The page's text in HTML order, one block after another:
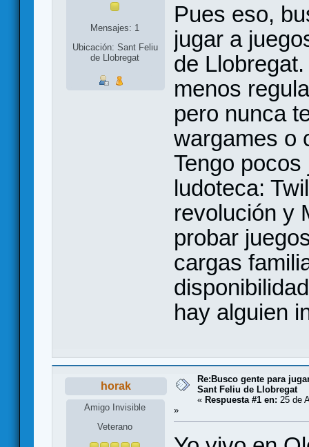
Mensajes: 1
Ubicación: Sant Feliu
de Llobregat
Pues eso,
jugar a
de
menos
pero nunca
wargames o
Tengo
ludoteca:
revolución y
probar
cargas
hay alguien
horak
Amigo Invisible
Veterano
Re:Busco gente para
Sant Feliu de Llobregat
« Respuesta #1 en: 25 de
»